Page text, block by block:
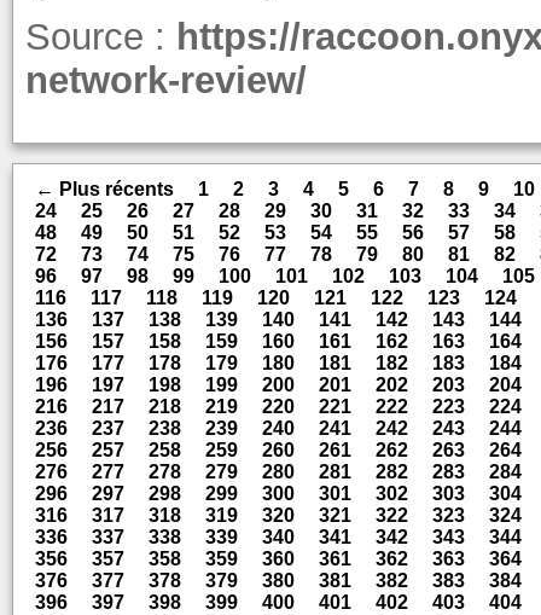
Source : https://
network-review/
← Plus récents 1 2 3 4 5 6 7 8 9
10
24
25 26 27 28 29 30 31 32 33 34
48
49 50 51 52 53 54 55 56 57 58
72
73 74 75 76 77 78 79 80 81 82
96
97 98 99 100 101 102 103 104
105
116
117 118 119 120 121 122 123 124
136
137 138 139 140 141 142 143
144
156
157 158 159 160 161 162 163
164
176
177 178 179 180 181 182 183
184
196
197 198 199 200 201 202 203
204
216
217 218 219 220 221 222 223
224
236
237 238 239 240 241 242 243
244
256
257 258 259 260 261 262 263
264
276
277 278 279 280 281 282 283
284
296
297 298 299 300 301 302 303
304
316
317 318 319 320 321 322 323
324
336
337 338 339 340 341 342 343
344
356
357 358 359 360 361 362 363
364
376
377 378 379 380 381 382 383
384
396
397 398 399 400 401 402 403
404